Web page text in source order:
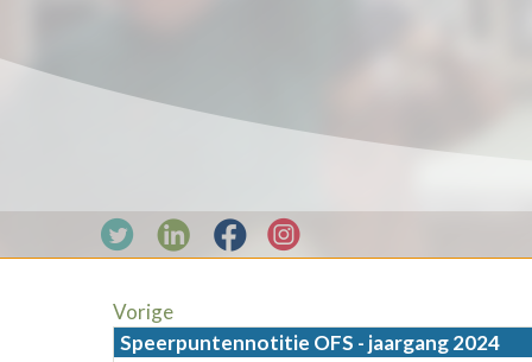
Vorige
Speerpuntennotitie OFS - jaargang 2024